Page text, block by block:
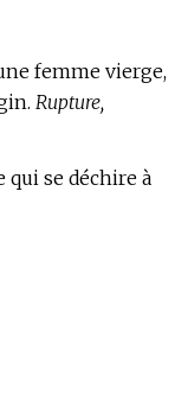
femme vierge,
Rupture,
qui se déchire à